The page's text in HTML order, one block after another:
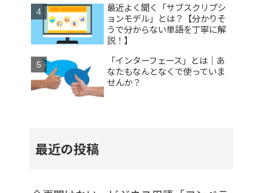
最近よく聞く「サブスクリプシ
ョンモデル」とは？【分かりそ
うで分からない単語を丁寧に解
説！】
「インターフェース」とは｜あ
なたもなんとなくで使っていま
せんか？
最近の投稿